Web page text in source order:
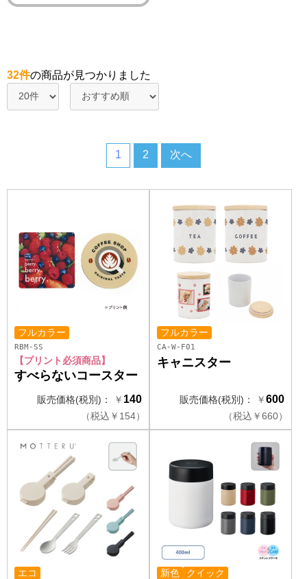
32件の商品が見つかりました
1 2 次へ
フルカラー
RBM-SS
【プリント必須商品】
すべらないコースター
販売価格(税別)： ￥ 140
（税込 ￥ 154）
フルカラー
CA-W-F01
キャニスター
販売価格(税別)： ￥600
（税込 ￥660）
エコ 新色 クイック